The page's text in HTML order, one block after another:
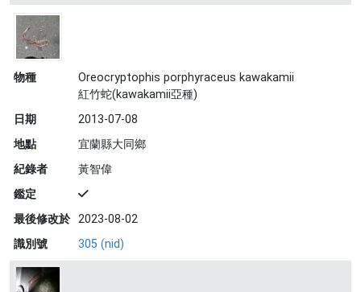
物種
Oreocryptophis porphyraceus kawakamii
紅竹蛇(kawakamii亞種)
日期
2013-07-08
地點
宜蘭縣大同鄉
紀錄者
黃智偉
鑑定
最後修改於 2023-08-02
識別號
305 (nid)